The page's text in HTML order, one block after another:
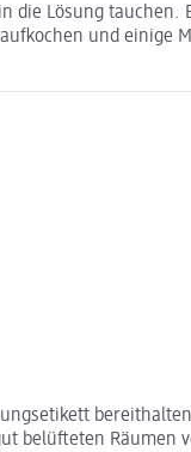
die Lösung
und
belüfteten Räumen